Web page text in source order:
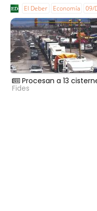
El Deber Economía 09/
Procesan a 13
Fides